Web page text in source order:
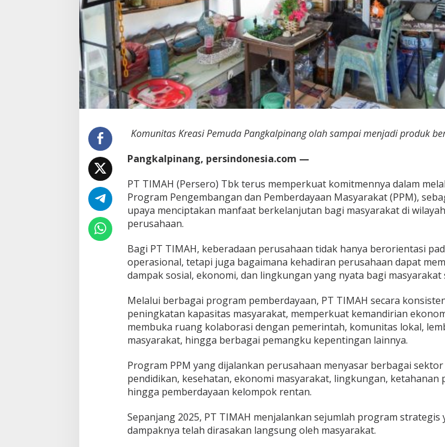
H
S
a
s
r
K
e
l
p
k
e
n
a
i
n
g
P
e
m
b
e
d
a
y
n
E
Komunitas Kreasi Pemuda Pangkalpinang olah sampai menjadi produk
Pangkalpinang, persindonesia.com —
PT TIMAH (Persero) Tbk terus memperkuat komitmennya dalam
Program Pengembangan dan Pemberdayaan Masyarakat (PPM),
upaya menciptakan manfaat berkelanjutan bagi masyarakat di
perusahaan.
Bagi PT TIMAH, keberadaan perusahaan tidak hanya berorientasi
operasional, tetapi juga bagaimana kehadiran perusahaan dapat
dampak sosial, ekonomi, dan lingkungan yang nyata bagi masyarakat
Melalui berbagai program pemberdayaan, PT TIMAH secara
peningkatan kapasitas masyarakat, memperkuat kemandirian
membuka ruang kolaborasi dengan pemerintah, komunitas lokal,
masyarakat, hingga berbagai pemangku kepentingan lainnya.
Program PPM yang dijalankan perusahaan menyasar berbagai
pendidikan, kesehatan, ekonomi masyarakat, lingkungan, ketahanan
hingga pemberdayaan kelompok rentan.
Sepanjang 2025, PT TIMAH menjalankan sejumlah program strategis
dampaknya telah dirasakan langsung oleh masyarakat.